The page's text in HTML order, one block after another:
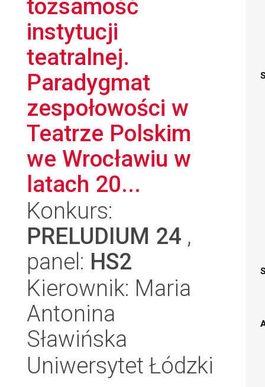
tożsamość
instytucji
teatralnej.
Paradygmat
zespołowości w
Teatrze Polskim
we Wrocławiu w
latach 20...
Konkurs:
PRELUDIUM 24 ,
panel: HS2
Kierownik: Maria
Antonina
Sławińska
Uniwersytet Łódzki